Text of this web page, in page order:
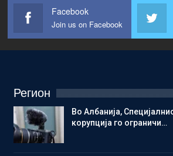
Facebook
Join us on Facebook
Регион
Во Албанија,
корупција го ограничи…